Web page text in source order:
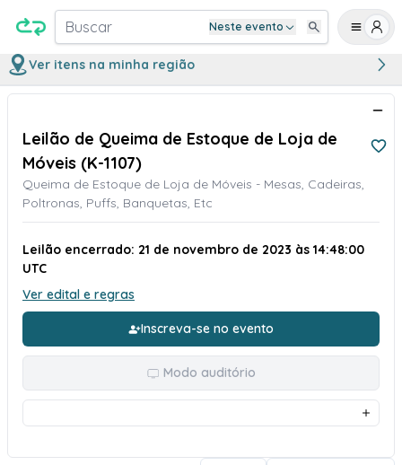
Buscar Neste evento
Ver itens na minha região
Leilão de Queima de Estoque de Loja de
Móveis (K-1107)
Queima de Estoque de Loja de Móveis - Mesas, Cadeiras,
Poltronas, Puffs, Banquetas, Etc
Leilão encerrado: 21 de novembro de 2023 às 14:48:00
UTC
Ver edital e regras
Inscreva-se no evento
Modo auditório